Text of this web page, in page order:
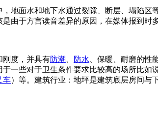
地面水和地下水通过裂隙、断层、塌陷
由于方言读音差异的原因，在媒体报到时
刚度，并具有防潮 防水 、保暖、耐磨的
一些对于卫生条件要求比较高的场所比
车）等。建筑行业：地坪是建筑底层房间与